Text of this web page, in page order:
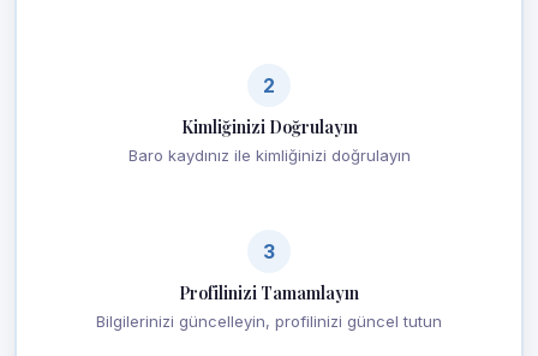
2
Kimliğinizi Doğrulayın
Baro kaydınız ile kimliğinizi doğrulayın
3
Profilinizi Tamamlayın
Bilgilerinizi güncelleyin, profilinizi güncel tutun